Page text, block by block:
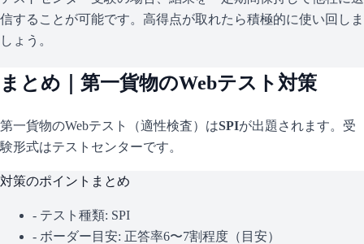
信することが可能です。高得点が取れたら積極的に使い回しま
しょう。
まとめ｜ 第一貨物のWebテスト対策
第一貨物のWebテスト（適性検査）はSPIが出題されます。 受
験形式はテストセンターです。
対策のポイントまとめ
- テスト種類: SPI
- ボーダー目安: 正答率6〜7割程度（目安）